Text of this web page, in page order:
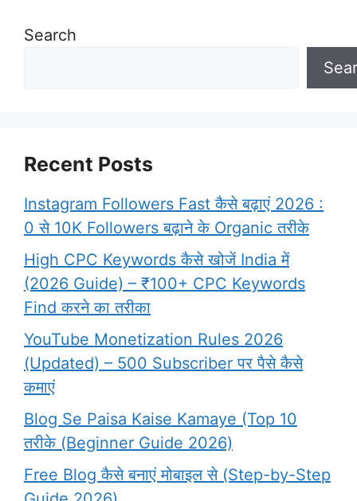
Search
Recent Posts
Instagram Followers Fast कैसे बढ़ाएं 2026 :
0 से 10K Followers बढ़ाने के Organic तरीके
High CPC Keywords कैसे खोजें India में
(2026 Guide) – ₹100+ CPC Keywords
Find करने का तरीका
YouTube Monetization Rules 2026
(Updated) – 500 Subscriber पर पैसे कैसे
कमाएं
Blog Se Paisa Kaise Kamaye (Top 10
तरीके (Beginner Guide 2026)
Free Blog कैसे बनाएं मोबाइल से (Step-by-Step